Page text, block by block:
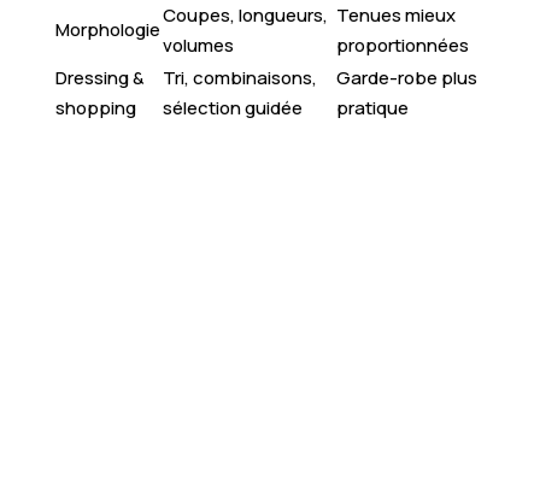
Morphologie
Coupes, longueurs,
volumes
Tenues mieux
proportionnées
Dressing &
shopping
Tri, combinaisons,
sélection guidée
Garde-robe plus
pratique